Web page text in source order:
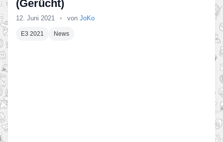
(Gerücht)
12. Juni 2021 • von JoKo
E3 2021 News